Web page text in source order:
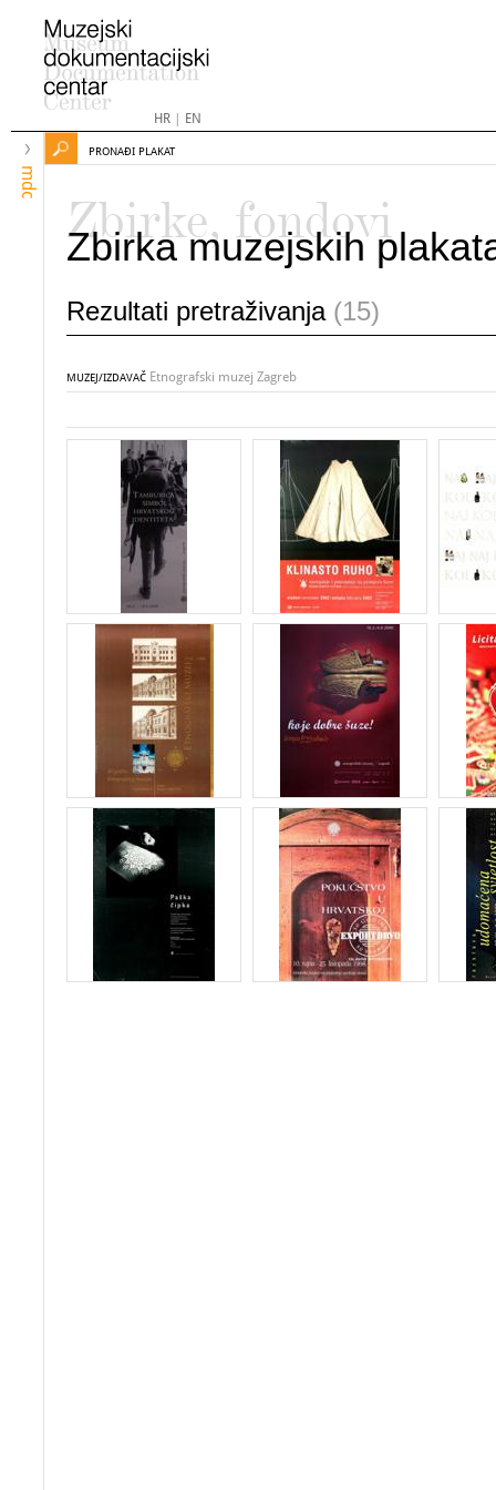
HR| EN
mdc
PRONAĐI PLAKAT
Zbirke, fondovi
Zbirka muzejskih
Rezultati pretraživanja (15)
MUZEJ/IZDAVAČ Etnografski muzej Zagreb